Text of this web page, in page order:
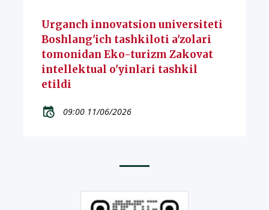
Urganch innovatsion universiteti
Boshlang'ich tashkiloti a'zolari
tomonidan Eko-turizm Zakovat
intellektual o'yinlari tashkil
etildi
09:00 11/06/2026